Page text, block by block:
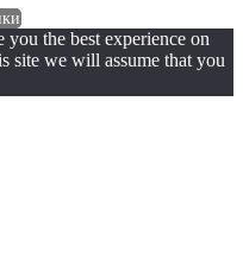
you the best experience on
site we will assume that you